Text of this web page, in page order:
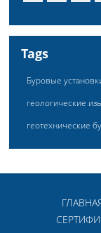
Tags
Буровые
геологические
геотехнические